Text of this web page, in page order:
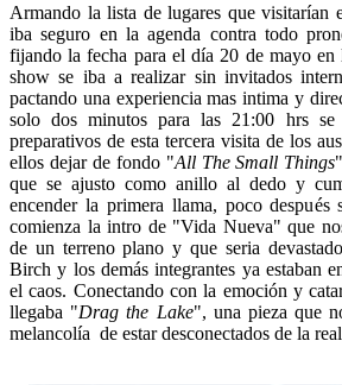
Armando la lista de lugares que visitarían
iba seguro en la agenda contra todo
fijando la fecha para el día 20 de mayo en
show se iba a realizar sin invitados
pactando una experiencia mas intima y
solo dos minutos para las 21:00 hrs se
preparativos de esta tercera visita de los
ellos dejar de fondo "All The Small Things
que se ajusto como anillo al dedo y
encender la primera llama, poco después
comienza la intro de "Vida Nueva" que
de un terreno plano y que seria
Birch y los demás integrantes ya estaban
el caos. Conectando con la emoción y
llegaba "Drag the Lake", una pieza que
melancolía de estar desconectados de la